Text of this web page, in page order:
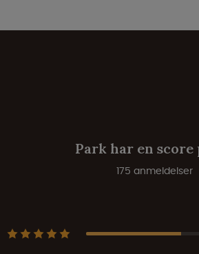
Park har en score
175 anmeldelser